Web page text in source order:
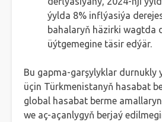
ýylda 8% inflýasiýa
bahalaryň häzirki wagtda
üýtgemegine täsir edýär.
Bu gapma-garşylyklar durnukly
üçin Türkmenistanyň hasabat
global hasabat berme
we aç-açanlygyň berjaý